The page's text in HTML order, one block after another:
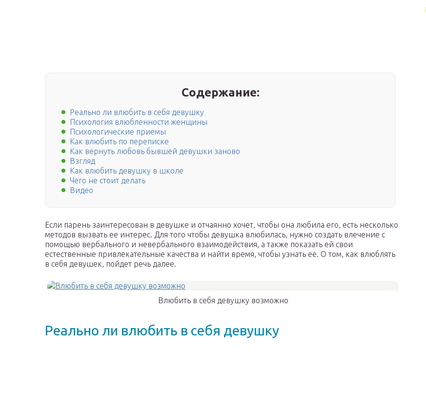
Содержание:
Реально ли влюбить в себя девушку
Психология влюбленности женщины
Психологические приемы
Как влюбить по переписке
Как вернуть любовь бывшей девушки заново
Взгляд
Как влюбить девушку в школе
Чего не стоит делать
Видео
Если парень заинтересован в девушке и отчаянно хочет, чтобы она любила его, есть несколько
методов вызвать ее интерес. Для того чтобы девушка влюбилась, нужно создать влечение с
помощью вербального и невербального взаимодействия, а также показать ей свои
естественные привлекательные качества и найти время, чтобы узнать ее. О том, как влюблять
в себя девушек, пойдет речь далее.
Влюбить в себя девушку возможно
Реально ли влюбить в себя девушку